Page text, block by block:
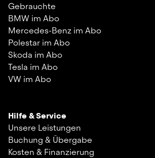
Gebrauchte
BMW im Abo
Mercedes-Benz im Abo
Polestar im Abo
Skoda im Abo
Tesla im Abo
VW im Abo
Hilfe & Service
Unsere Leistungen
Buchung & Übergabe
Kosten & Finanzierung